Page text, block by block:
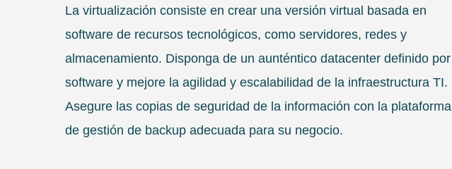
La virtualización consiste en crear una versión virtual basada en
software de recursos tecnológicos, como servidores, redes y
almacenamiento. Disponga de un aunténtico datacenter definido por
software y mejore la agilidad y escalabilidad de la infraestructura TI.
Asegure las copias de seguridad de la información con la plataforma
de gestión de backup adecuada para su negocio.